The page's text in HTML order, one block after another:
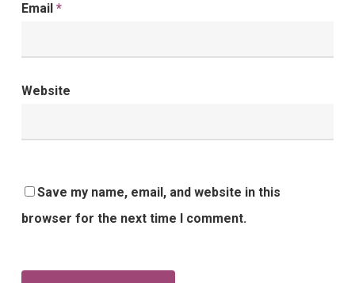
Email *
Website
Save my name, email, and website in this
browser for the next time I comment.